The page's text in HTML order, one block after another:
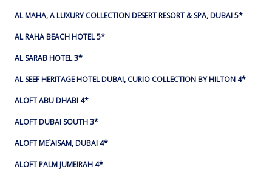
AL MAHA, A LUXURY COLLECTION DESERT RESORT & SPA, DUBAI 5*
AL RAHA BEACH HOTEL 5*
AL SARAB HOTEL 3*
AL SEEF HERITAGE HOTEL DUBAI, CURIO COLLECTION BY HILTON 4*
ALOFT ABU DHABI 4*
ALOFT DUBAI SOUTH 3*
ALOFT ME`AISAM, DUBAI 4*
ALOFT PALM JUMEIRAH 4*